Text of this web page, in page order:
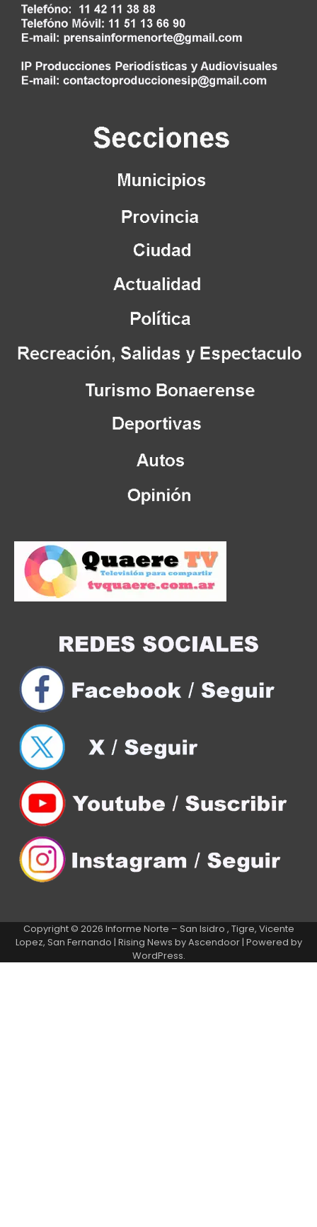
Copyright © 2026 Informe Norte – San Isidro , Tigre, Vicente
Lopez, San Fernando | Rising News byAscendoor| Powered by
WordPress.